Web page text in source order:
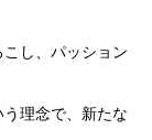
し、パッション
う理念で、新たな